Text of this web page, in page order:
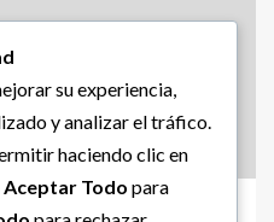
DE SEPTIEMBRE
su experiencia,
y analizar el tráfico.
haciendo clic en
Aceptar Todo para